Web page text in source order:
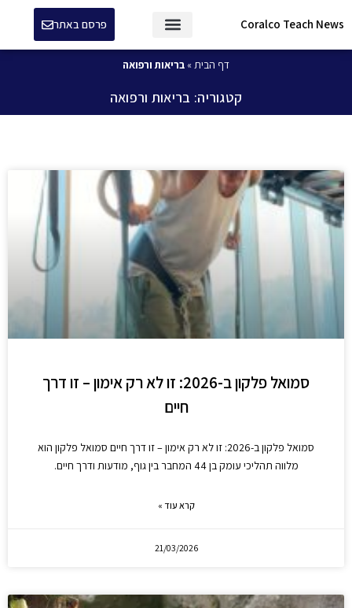
Coralco Teach News פרסם באתר
דף הבית» בריאות ורפואה
קטגוריה: בריאות ורפואה
סמואל פלקון ב-2026: זו לא רק אימון – זו דרך
חיים
סמואל פלקון ב-2026: זו לא רק אימון – זו דרך חיים סמואל פלקון הוא
מלווה תהליכי עומק בן 44 המחבר בין גוף, מודעות ודרך חיים.
קרא עוד »
21/03/2026